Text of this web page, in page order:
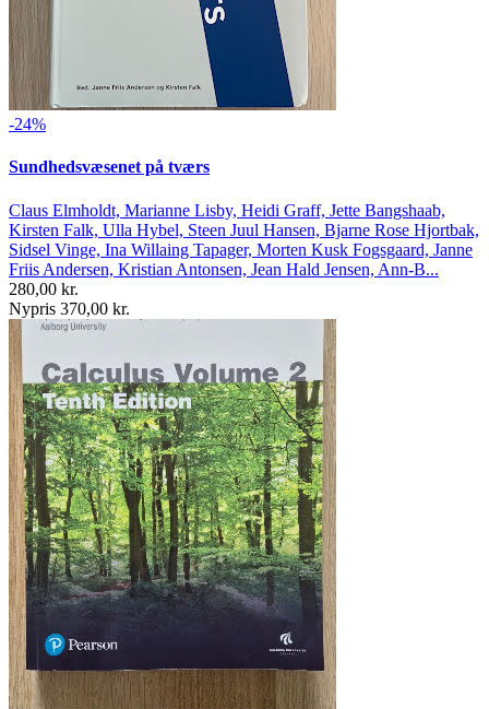
-24%
Sundhedsvæsenet på tværs
Claus Elmholdt, Marianne Lisby, Heidi Graff, Jette Bangshaab,
Kirsten Falk, Ulla Hybel, Steen Juul Hansen, Bjarne Rose Hjortbak,
Sidsel Vinge, Ina Willaing Tapager, Morten Kusk Fogsgaard, Janne
Friis Andersen, Kristian Antonsen, Jean Hald Jensen, Ann-B...
280,00 kr.
Nypris 370,00 kr.